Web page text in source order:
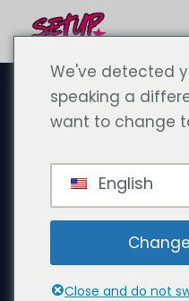
23
İş teklifi:
bilen İçerik
Medya
We've detected
speaking a
want to change
English
Close and do not